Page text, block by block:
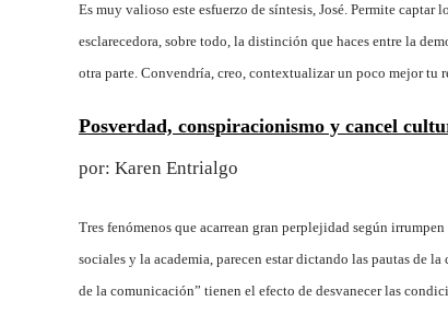
Es muy valioso este esfuerzo de síntesis, José. Permite
esclarecedora, sobre todo, la distinción que haces entre la
otra parte. Convendría, creo, contextualizar un poco mejor tu
Posverdad, conspiracionismo y cancel
por: Karen Entrialgo
Tres fenómenos que acarrean gran perplejidad según
sociales y la academia, parecen estar dictando las pautas de
de la comunicación” tienen el efecto de desvanecer las